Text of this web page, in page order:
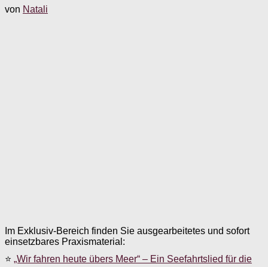
von Natali
Im Exklusiv-Bereich finden Sie ausgearbeitetes und sofort
einsetzbares Praxismaterial:
⭐ „Wir fahren heute übers Meer“ – Ein Seefahrtslied für die